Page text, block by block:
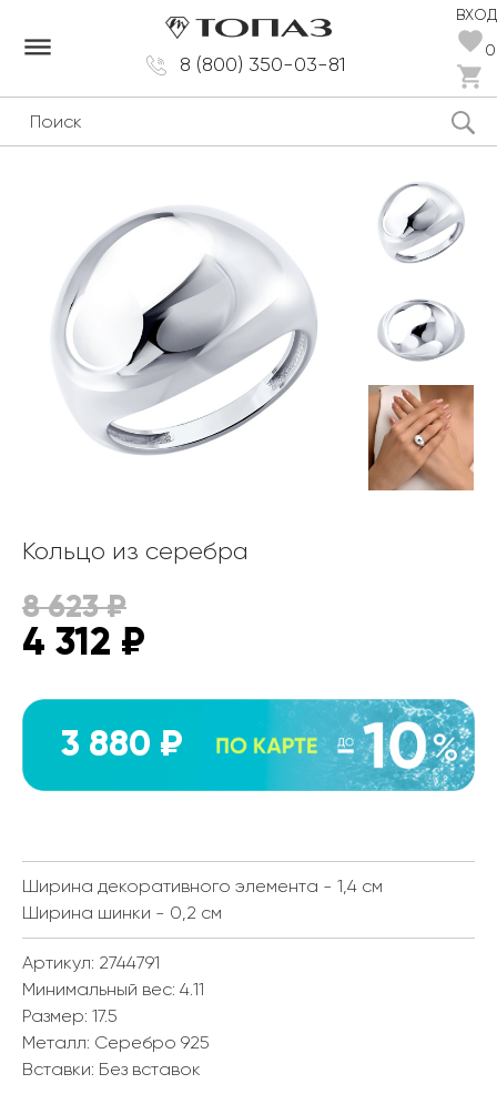
8 (800) 350-03-81
ВХОД
0
dehaze
Кольцо из серебра
8 623₽
4 312 ₽
3 880 ₽
Ширина декоративного элемента - 1,4 см
Ширина шинки - 0,2 см
Артикул: 2744791
Минимальный вес: 4.11
Размер: 17.5
Металл: Серебро 925
Вставки: Без вставок